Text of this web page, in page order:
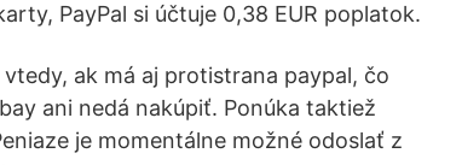
PayPal si účtuje 0,38 EUR poplatok.
ak má aj protistrana paypal, čo
ani nedá nakúpiť. Ponúka taktiež
je momentálne možné odoslať z